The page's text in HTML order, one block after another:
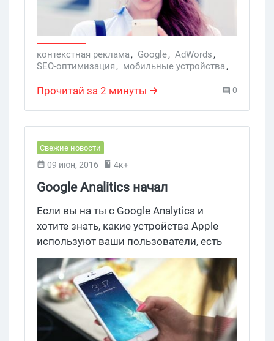
контекстная реклама, Google, AdWords,
SEO-оптимизация, мобильные устройства,
веб-сайт,контекстная реклама
Прочитай за 2 минуты 0
Свежие новости
09 июн, 2016 4к+
Google Analitics начал
определять модели устройств
Apple
Если вы на ты с Google Analytics и
хотите знать, какие устройства Apple
используют ваши пользователи, есть
две новости – одна хорошая, другая
плохая. Хорошая: теперь, если у Гоши
получается, в Audience ---> Mobile --->
Devices report можно найти
информацию по конкретным моделям
iPhone и iPad. Плохая: получается пока